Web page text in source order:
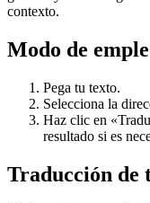
contexto.
Modo de
Pega tu texto.
Selecciona la
Haz clic en
resultado si es
Traducción de